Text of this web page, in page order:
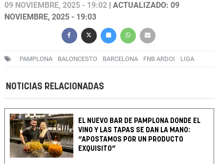
09 NOVIEMBRE, 2025 - 19:02 | ACTUALIZADO: 09
NOVIEMBRE, 2025 - 19:03
PAMPLONA BALONCESTO BARCELONA FNB ARDOI LIGA
NOTICIAS RELACIONADAS
EL NUEVO BAR DE PAMPLONA DONDE EL
VINO Y LAS TAPAS SE DAN LA MANO:
“APOSTAMOS POR UN PRODUCTO
EXQUISITO”